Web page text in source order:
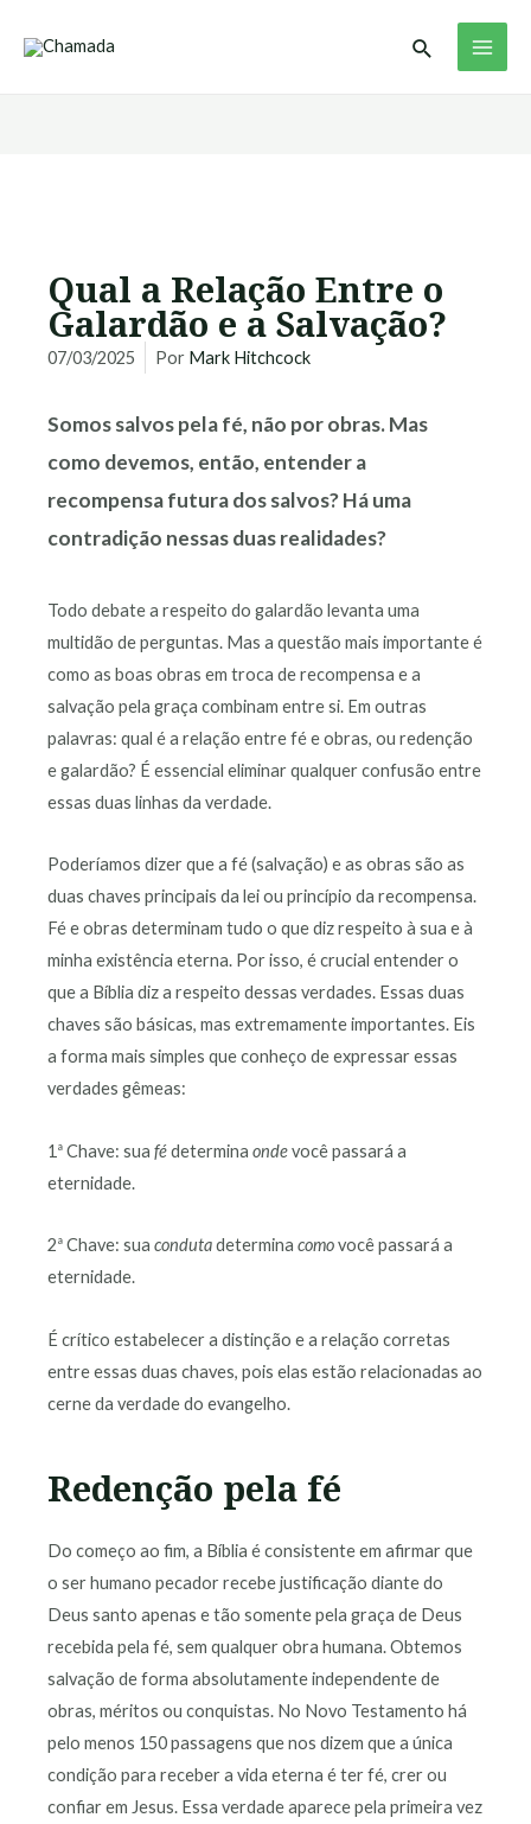
para
Pesquisar
Qual a Relação Entre o
Galardão e a Salvação?
07/03/2025 Por Mark Hitchcock
Somos salvos pela fé, não por obras. Mas
como devemos, então, entender a
recompensa futura dos salvos? Há uma
contradição nessas duas realidades?
Todo debate a respeito do galardão levanta uma
multidão de perguntas. Mas a questão mais importante é
como as boas obras em troca de recompensa e a
salvação pela graça combinam entre si. Em outras
palavras: qual é a relação entre fé e obras, ou redenção
e galardão? É essencial eliminar qualquer confusão entre
essas duas linhas da verdade.
Poderíamos dizer que a fé (salvação) e as obras são as
duas chaves principais da lei ou princípio da recompensa.
Fé e obras determinam tudo o que diz respeito à sua e à
minha existência eterna. Por isso, é crucial entender o
que a Bíblia diz a respeito dessas verdades. Essas duas
chaves são básicas, mas extremamente importantes. Eis
a forma mais simples que conheço de expressar essas
verdades gêmeas:
1ª Chave: sua fédetermina ondevocê passará a
eternidade.
2ª Chave: sua condutadetermina comovocê passará a
eternidade.
É crítico estabelecer a distinção e a relação corretas
entre essas duas chaves, pois elas estão relacionadas ao
cerne da verdade do evangelho.
Redenção pela fé
Do começo ao fim, a Bíblia é consistente em afirmar que
o ser humano pecador recebe justificação diante do
Deus santo apenas e tão somente pela graça de Deus
recebida pela fé, sem qualquer obra humana. Obtemos
salvação de forma absolutamente independente de
obras, méritos ou conquistas. No Novo Testamento há
pelo menos 150 passagens que nos dizem que a única
condição para receber a vida eterna é ter fé, crer ou
confiar em Jesus. Essa verdade aparece pela primeira vez